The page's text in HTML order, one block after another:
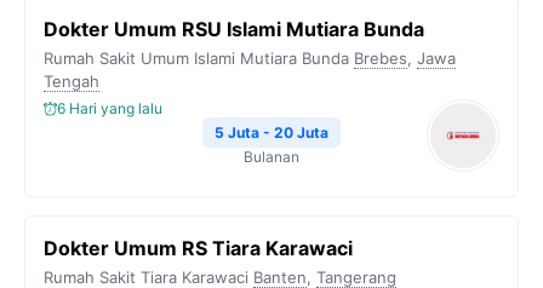
Dokter Umum RSU Islami Mutiara Bunda
Rumah Sakit Umum Islami Mutiara Bunda Brebes, Jawa
Tengah
6 Hari yang lalu
5 Juta - 20 Juta
Bulanan
Dokter Umum RS Tiara Karawaci
Rumah Sakit Tiara Karawaci Banten, Tangerang